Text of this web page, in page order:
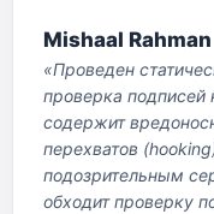
Mishaal Rahman
«Проведен
проверка
содержит
перехватов
подозрительным
обходит проверку